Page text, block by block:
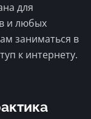
для
и любых
заниматься в
к интернету.